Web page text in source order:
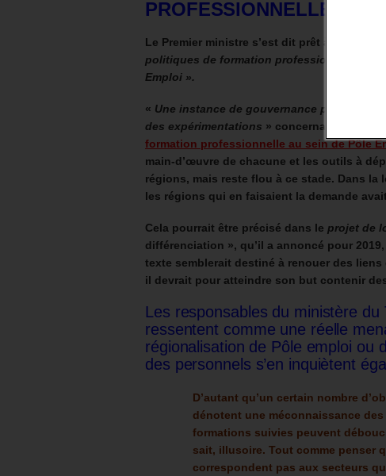
PROFESSIONNELLE AU
Le Premier ministre s’est dit prêt à
politiques de formation professionnelle »
Emploi ».
« Une instance de gouvernance présidée
des expérimentations » concernant
formation professionnelle au sein de Pôle
main-d’œuvre de chacune et les outils à
régions, mais reste flou à ce stade. Dans la
les régions qui en faisaient la demande
Cela pourrait être précisé dans le projet de
différenciation », qu’il a annoncé pour
texte semblerait destiné à renouer des
il devrait pour atteindre son but contenir
Les responsables du ministère
ressentent comme une réelle
régionalisation de Pôle emploi ou
des personnels s’en inquiètent
D’autant qu’un certain nombre
dénotent une méconnaissance
formations suivies peuvent
sait, illusoire. Tout comme penser
correspondent pas aux secteurs